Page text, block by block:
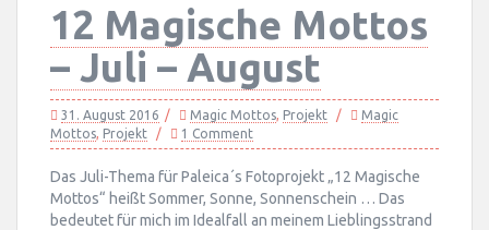
12 Magische Mottos
– Juli – August
31. August 2016 Magic Mottos, Projekt
Magic
Mottos, Projekt 1 Comment
Das Juli-Thema für Paleica´s Fotoprojekt „12 Magische
Mottos“ heißt Sommer, Sonne, Sonnenschein … Das
bedeutet für mich im Idealfall an meinem Lieblingsstrand